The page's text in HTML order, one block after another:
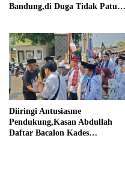
Bandung,di Duga Tidak Patuhi
Diiringi Antusiasme
Pendukung,Kasan Abdullah
Daftar Bacalon Kades